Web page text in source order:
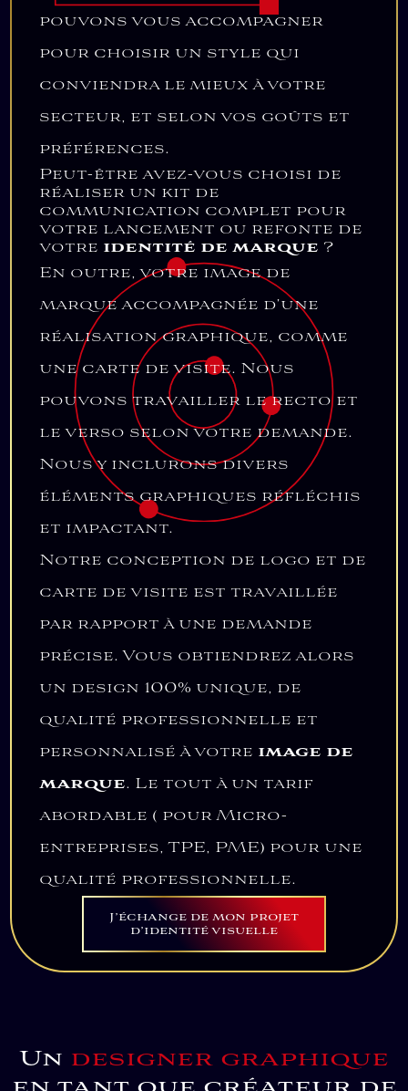
pouvons vous accompagner
pour choisir un style qui
conviendra le mieux à votre
secteur, et selon vos goûts et
préférences.
Peut-être avez-vous choisi de
réaliser un kit de
communication complet pour
votre lancement ou refonte de
votre identité de marque ?
En outre, votre image de
marque accompagnée d’une
réalisation graphique, comme
une carte de visite. Nous
pouvons travailler le recto et
le verso selon votre demande.
Nous y inclurons divers
éléments graphiques réfléchis
et impactant.
Notre conception de logo et de
carte de visite est travaillée
par rapport à une demande
précise. Vous obtiendrez alors
un design 100% unique, de
qualité professionnelle et
personnalisé à votre image de
marque. Le tout à un tarif
abordable ( pour Micro-
entreprises, TPE, PME) pour une
qualité professionnelle.
J’échange de mon projet
d’identité visuelle
Un designer graphique